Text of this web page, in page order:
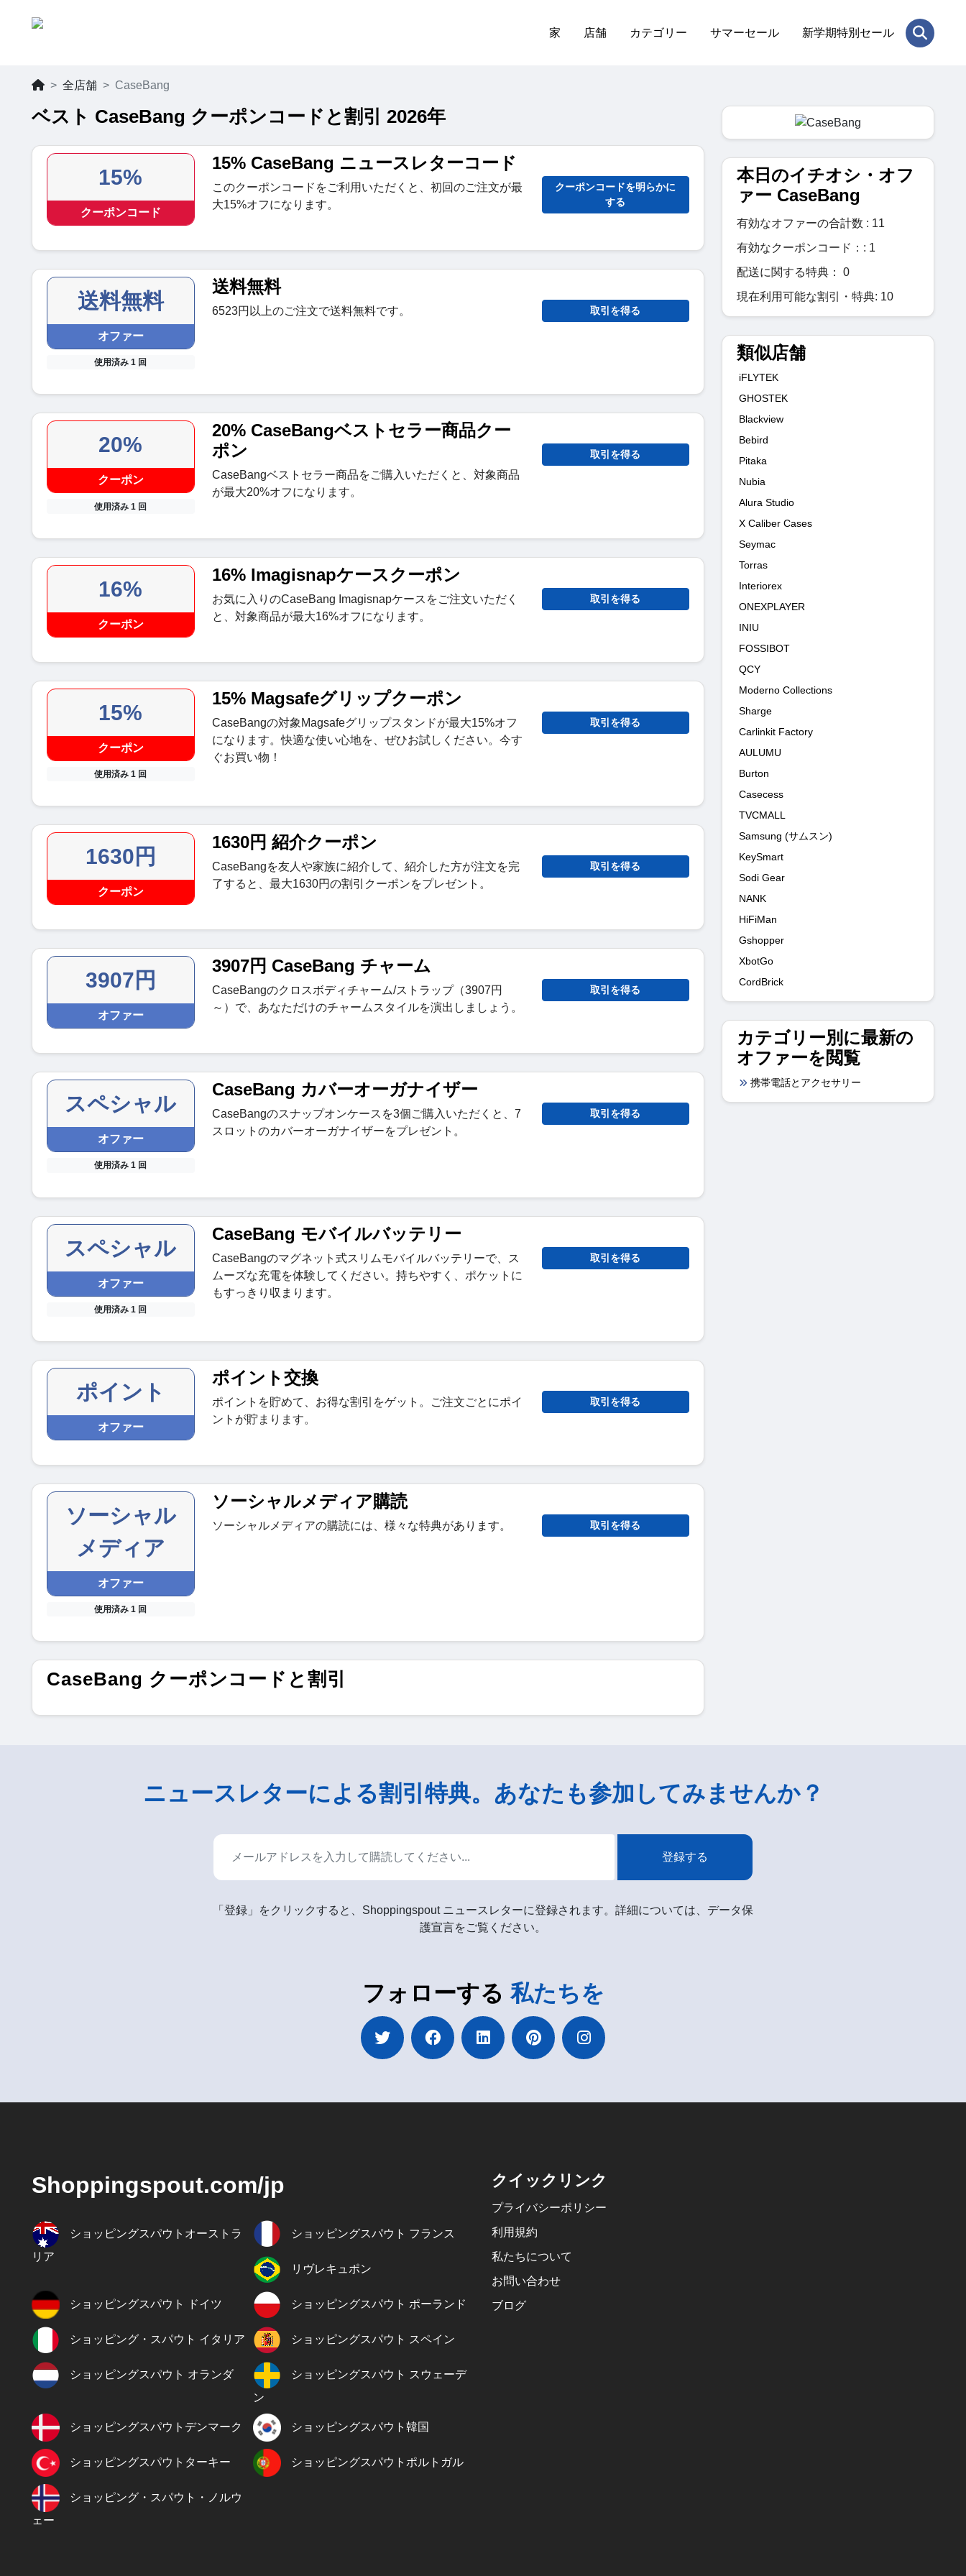
家 店舗 カテゴリー サマーセール 新学期特別セール
全店舗 CaseBang
ベスト CaseBang クーポンコードと割引 2026年
15%
クーポンコード
15% CaseBang ニュースレターコード
このクーポンコードをご利用いただくと、初回のご注文が最
大15%オフになります。
クーポンコードを明らかに
する
送料無料
オファー
使用済み 1 回
送料無料
6523円以上のご注文で送料無料です。 取引を得る
20%
クーポン
使用済み 1 回
20% CaseBangベストセラー商品クー
ポン
CaseBangベストセラー商品をご購入いただくと、対象商品
が最大20%オフになります。
取引を得る
16%
クーポン
16% Imagisnapケースクーポン
お気に入りのCaseBang Imagisnapケースをご注文いただく
と、対象商品が最大16%オフになります。
取引を得る
15%
クーポン
使用済み 1 回
15% Magsafeグリップクーポン
CaseBangの対象Magsafeグリップスタンドが最大15%オフ
になります。快適な使い心地を、ぜひお試しください。今す
ぐお買い物！
取引を得る
1630円
クーポン
1630円 紹介クーポン
CaseBangを友人や家族に紹介して、紹介した方が注文を完
了すると、最大1630円の割引クーポンをプレゼント。
取引を得る
3907円
オファー
3907円 CaseBang チャーム
CaseBangのクロスボディチャーム/ストラップ（3907円
～）で、あなただけのチャームスタイルを演出しましょう。
取引を得る
スペシャル
オファー
使用済み 1 回
CaseBang カバーオーガナイザー
CaseBangのスナップオンケースを3個ご購入いただくと、7
スロットのカバーオーガナイザーをプレゼント。
取引を得る
スペシャル
オファー
使用済み 1 回
CaseBang モバイルバッテリー
CaseBangのマグネット式スリムモバイルバッテリーで、ス
ムーズな充電を体験してください。持ちやすく、ポケットに
もすっきり収まります。
取引を得る
ポイント
オファー
ポイント交換
ポイントを貯めて、お得な割引をゲット。ご注文ごとにポイ
ントが貯まります。
取引を得る
ソーシャル
メディア
オファー
使用済み 1 回
ソーシャルメディア購読
ソーシャルメディアの購読には、様々な特典があります。 取引を得る
CaseBang クーポンコードと割引
本日のイチオシ・オフ
ァー CaseBang
有効なオファーの合計数 : 11
有効なクーポンコード：: 1
配送に関する特典： 0
現在利用可能な割引・特典: 10
類似店舗
iFLYTEK
GHOSTEK
Blackview
Bebird
Pitaka
Nubia
Alura Studio
X Caliber Cases
Seymac
Torras
Interiorex
ONEXPLAYER
INIU
FOSSIBOT
QCY
Moderno Collections
Sharge
Carlinkit Factory
AULUMU
Burton
Casecess
TVCMALL
Samsung (サムスン)
KeySmart
Sodi Gear
NANK
HiFiMan
Gshopper
XbotGo
CordBrick
カテゴリー別に最新の
オファーを閲覧
携帯電話とアクセサリー
ニュースレターによる割引特典。あなたも参加してみませんか？
登録する
「登録」をクリックすると、Shoppingspout ニュースレターに登録されます。詳細については、データ保
護宣言をご覧ください。
フォローする私たちを
Shoppingspout.com/jp
ショッピングスパウトオーストラ
リア
ショッピングスパウト フランス
リヴレキュポン
ショッピングスパウト ドイツ ショッピングスパウト ポーランド
ショッピング・スパウト イタリア ショッピングスパウト スペイン
ショッピングスパウト オランダ
ショッピングスパウト スウェーデ
ン
ショッピングスパウトデンマーク ショッピングスパウト韓国
ショッピングスパウトターキー ショッピングスパウトポルトガル
ショッピング・スパウト・ノルウ
ェー
クイックリンク
プライバシーポリシー
利用規約
私たちについて
お問い合わせ
ブログ